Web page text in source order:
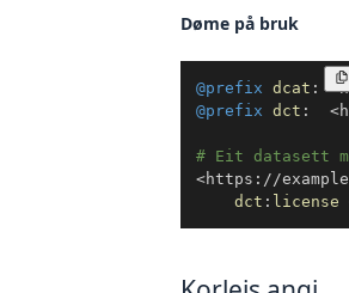
Døme på bruk
@prefix dcat : <
@prefix dct : <
# Eit datasett
<https://
dct : license